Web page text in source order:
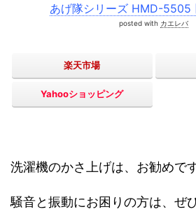
あげ隊シリーズ HMD-
posted with カエレバ
楽天市場
Yahooショッピング
洗濯機のかさ上げは、お勧めです
騒音と振動にお困りの方は、ぜ